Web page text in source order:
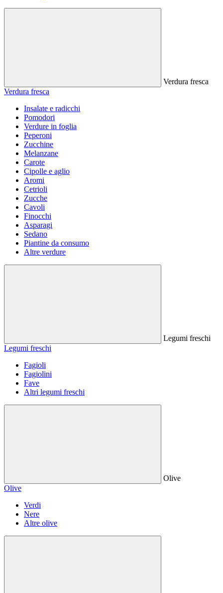
Verdura fresca
Verdura fresca
Insalate e radicchi
Pomodori
Verdure in foglia
Peperoni
Zucchine
Melanzane
Carote
Cipolle e aglio
Aromi
Cetrioli
Zucche
Cavoli
Finocchi
Asparagi
Sedano
Piantine da consumo
Altre verdure
Legumi freschi
Legumi freschi
Fagioli
Fagiolini
Fave
Altri legumi freschi
Olive
Olive
Verdi
Nere
Altre olive